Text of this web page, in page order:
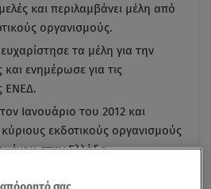
και περιλαμβάνει μέλη από
οργανισμούς.
τα μέλη για την
ενημέρωσε για τις
ΕΝΕΔ.
Ιανουάριο του 2012 και
εκδοτικούς οργανισμούς
στην Ελλάδα.